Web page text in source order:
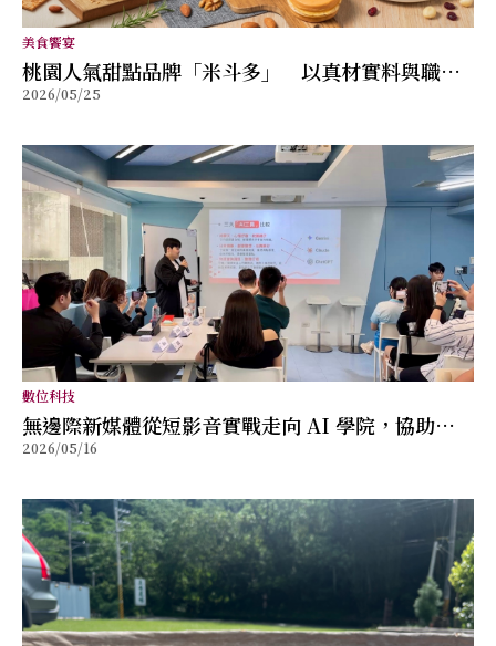
美食饗宴
桃園人氣甜點品牌「米斗多」 以真材實料與職人
精神打造值得分享的幸福味道
2026/05/25
數位科技
無邊際新媒體從短影音實戰走向 AI 學院，協助品
牌與個人重新建立被看見的能力
2026/05/16